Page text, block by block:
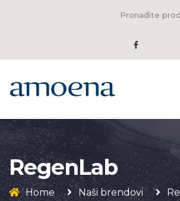
Pronađite
RegenLab
Home Naši brendovi